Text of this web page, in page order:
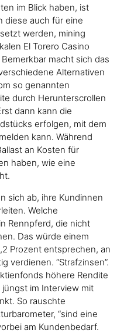
im Blick haben, ist
diese auch für eine
werden, mining
El Torero Casino
macht sich das
Alternativen
so genannten
durch Herunterscrollen
dann kann die
erfolgen, mit dem
kann. Während
an Kosten für
haben, wie eine
sich ab, ihre Kundinnen
Welche
Rennpferd, die nicht
Das würde einem
Prozent entsprechen, an
verdienen. “Strafzinsen”.
höhere Rendite
im Interview mit
So rauschte
“sind eine
am Kundenbedarf.